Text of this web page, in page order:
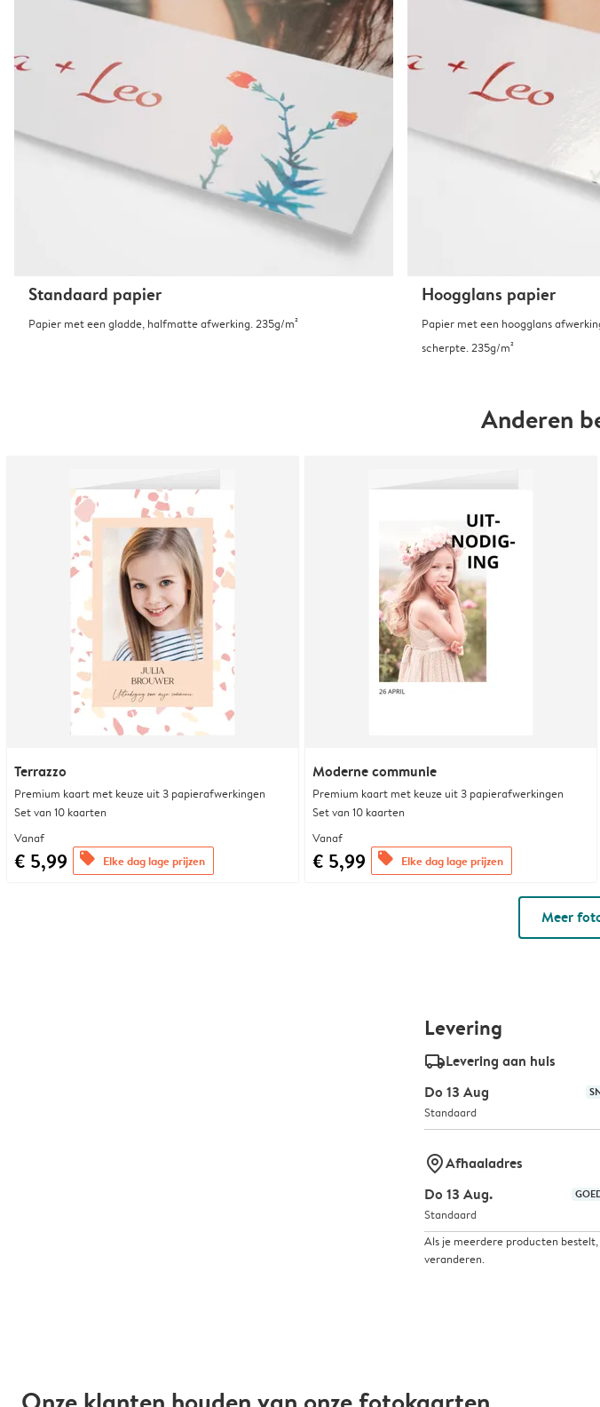
Standaard papier
Papier met een gladde, halfmatte afwerking. 235g/m²
Hoogglans papier
Papier met een hoogglans
scherpte. 235g/m²
Anderen
Terrazzo
Premium kaart met keuze uit 3 papierafwerkingen
Set van 10 kaarten
Vanaf
€ 5,99 offers Elke dag lage prijzen
Moderne communie
Premium kaart met keuze uit 3 papierafwerkingen
Set van 10 kaarten
Vanaf
€ 5,99 offers Elke dag lage prijzen
Meer
Levering
delivery_standard_v2Levering aan huis
Do 13 Aug
Standaard
marker-pinAfhaaladres
Do 13 Aug.
Standaard
Als je meerdere producten
veranderen.